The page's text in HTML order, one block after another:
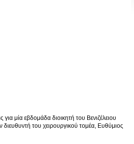
για μία εβδομάδα διοικητή του Βενιζέλειου
του χειρουργικού τομέα, Ευθύμιος